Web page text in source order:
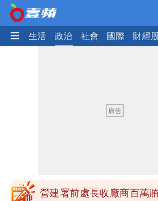
尚 生活 政治 社會 國際 財經
慈濟買BNT遭詐10億元
團有機會詐騙慈濟的就是民
營建署前處長收廠商百萬